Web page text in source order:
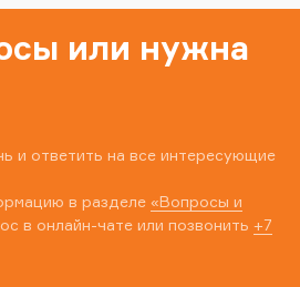
или нужна
и ответить на все интересующие
в разделе «Вопросы и
в онлайн-чате или позвонить +7